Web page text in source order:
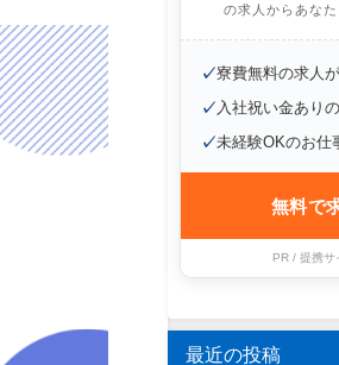
の求人からあな
✓寮費無料の求人
✓ 入社祝い金あり
✓未経験OKのお仕
無料で
PR / 提携サ
最近の投稿